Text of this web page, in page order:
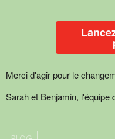
Merci d'agir pour le
Sarah et Benjamin, l'équipe